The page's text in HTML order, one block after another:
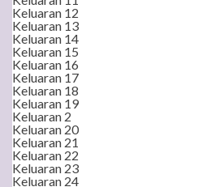
Keluaran 12
Keluaran 13
Keluaran 14
Keluaran 15
Keluaran 16
Keluaran 17
Keluaran 18
Keluaran 19
Keluaran 2
Keluaran 20
Keluaran 21
Keluaran 22
Keluaran 23
Keluaran 24